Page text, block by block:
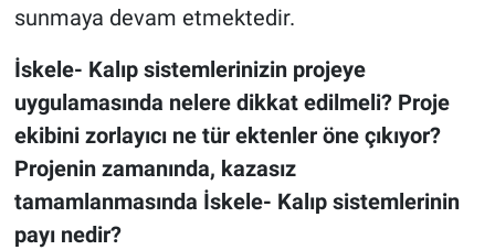
sunmaya devam etmektedir.
İskele- Kalıp sistemlerinizin projeye
uygulamasında nelere dikkat edilmeli? Proje
ekibini zorlayıcı ne tür ektenler öne çıkıyor?
Projenin zamanında, kazasız
tamamlanmasında İskele- Kalıp sistemlerinin
payı nedir?